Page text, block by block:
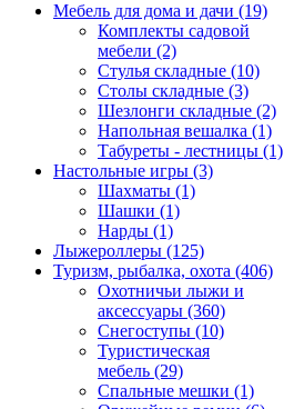
Мебель для дома и дачи (19)
Комплекты садовой
мебели (2)
Стулья складные (10)
Столы складные (3)
Шезлонги складные (2)
Напольная вешалка (1)
Табуреты - лестницы (1)
Настольные игры (3)
Шахматы (1)
Шашки (1)
Нарды (1)
Лыжероллеры (125)
Туризм, рыбалка, охота (406)
Охотничьи лыжи и
аксессуары (360)
Снегоступы (10)
Туристическая
мебель (29)
Спальные мешки (1)